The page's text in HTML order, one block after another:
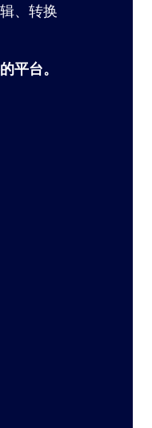
、转换
平台。